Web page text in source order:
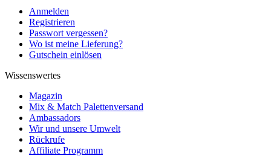
Anmelden
Registrieren
Passwort vergessen?
Wo ist meine Lieferung?
Gutschein einlösen
Wissenswertes
Magazin
Mix & Match Palettenversand
Ambassadors
Wir und unsere Umwelt
Rückrufe
Affiliate Programm